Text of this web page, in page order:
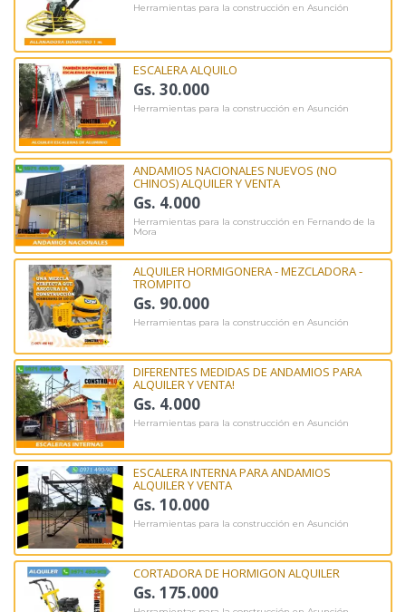
Herramientas para la construcción en Asunción
ESCALERA ALQUILO
Gs. 30.000
Herramientas para la construcción en Asunción
ANDAMIOS NACIONALES NUEVOS (NO
CHINOS) ALQUILER Y VENTA
Gs. 4.000
Herramientas para la construcción en Fernando de la
Mora
ALQUILER HORMIGONERA - MEZCLADORA -
TROMPITO
Gs. 90.000
Herramientas para la construcción en Asunción
DIFERENTES MEDIDAS DE ANDAMIOS PARA
ALQUILER Y VENTA!
Gs. 4.000
Herramientas para la construcción en Asunción
ESCALERA INTERNA PARA ANDAMIOS
ALQUILER Y VENTA
Gs. 10.000
Herramientas para la construcción en Asunción
CORTADORA DE HORMIGON ALQUILER
Gs. 175.000